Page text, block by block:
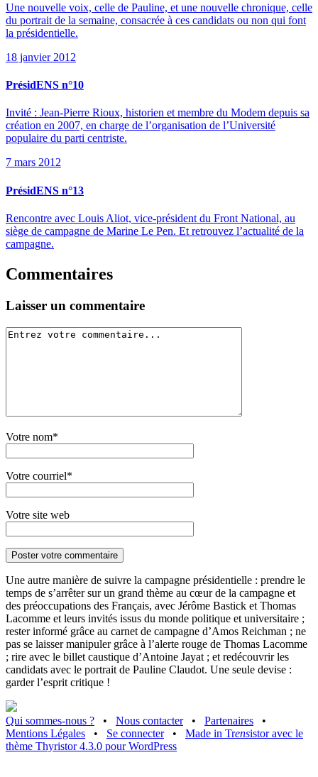
Une nouvelle voix, celle de Pauline, et une nouvelle chronique, celle
du portrait de la semaine, consacrée à ces candidats ou non qui font
la présidentielle.
18 janvier 2012
PrésidENS n°10
Invité : Jean-Pierre Rioux, historien et membre du Modem depuis sa
création en 2007, en charge de l’organisation de l’Université
populaire du parti centriste.
7 mars 2012
PrésidENS n°13
Rencontre avec Louis Aliot, vice-président du Front National, au
siège de campagne de Marine Le Pen. Et retrouvez l’actualité de la
campagne.
Commentaires
Laisser un commentaire
Votre nom*
Votre courriel*
Votre site web
Une autre manière de suivre la campagne présidentielle : prendre le
temps de s’arrêter sur un grand thème au cœur de la campagne et
des préoccupations des Français, avec Jérôme Bastick et Thomas
Lacomme et leurs invités issus du monde politique et universitaire ;
rester informé grâce au carnet de campagne d’Amos Reichman ; ne
pas se laisser manipuler grâce à l’alerte rouge de Thomas Lacomme
; rire avec le billet caustique d’Antoine Jayat ; et redécouvrir les
candidats avec le portrait de Pauline Claudot. Une seule devise :
garder l’esprit critique !
Qui sommes-nous ? • Nous contacter • Partenaires
•
Mentions Légales
• Se connecter • Made in Trensistor avec le
thème Thyristor 4.3.0 pour WordPress